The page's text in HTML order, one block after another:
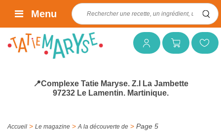
Mon compteMon panierMes favoris
Rechercher :
Menu
📍Complexe Tatie Maryse. Z.I La Jambette
97232 Le Lamentin. Martinique.
Accueil > Le magazine > A la découverte de > Page 5